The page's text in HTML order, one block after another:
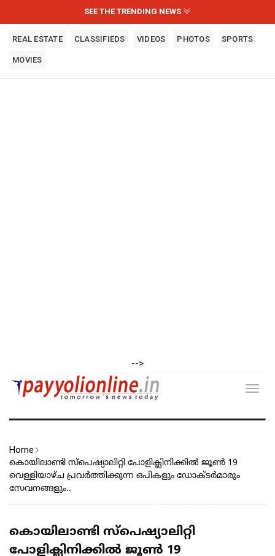
SEE THE TRENDING NEWS
REAL ESTATE CLASSIFIEDS VIDEOS PHOTOS SPORTS
MOVIES
-->
Home
കൊയിലാണ്ടി സ്പെഷ്യാലിറ്റി പോളിക്ലിനിക്കിൽ ജൂൺ 19
വെള്ളിയാഴ്ച പ്രവർത്തിക്കുന്ന ഒപികളും ഡോക്ടർമാരും
സേവനങ്ങളും..
കൊയിലാണ്ടി സ്പെഷ്യാലിറ്റി
പോളിക്ലിനിക്കിൽ ജൂൺ 19